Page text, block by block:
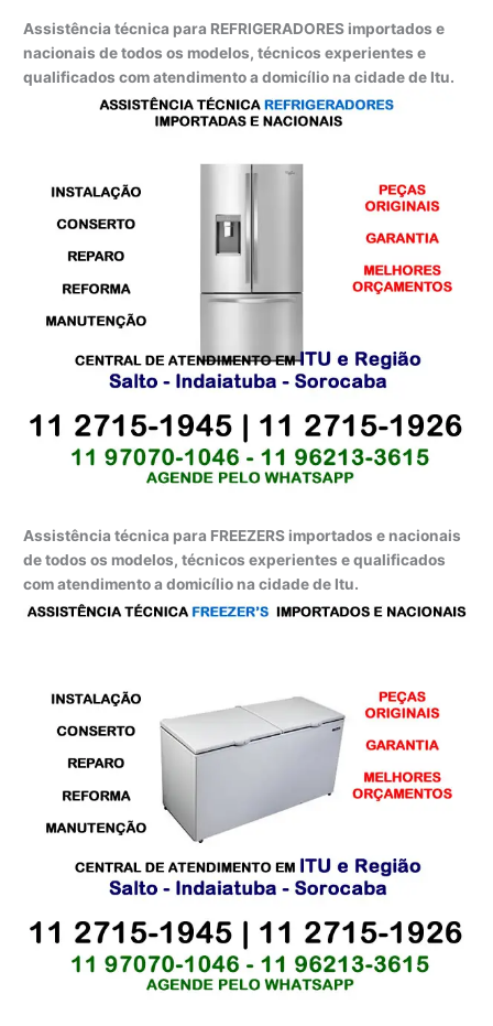
Assistência técnica para REFRIGERADORES importados e
nacionais de todos os modelos, técnicos experientes e
qualificados com atendimento a domicílio na cidade de Itu.
Assistência técnica para FREEZERS importados e nacionais
de todos os modelos, técnicos experientes e qualificados
com atendimento a domicílio na cidade de Itu.